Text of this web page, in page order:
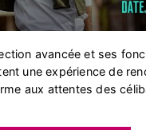
avancée et ses
une expérience de
aux attentes des